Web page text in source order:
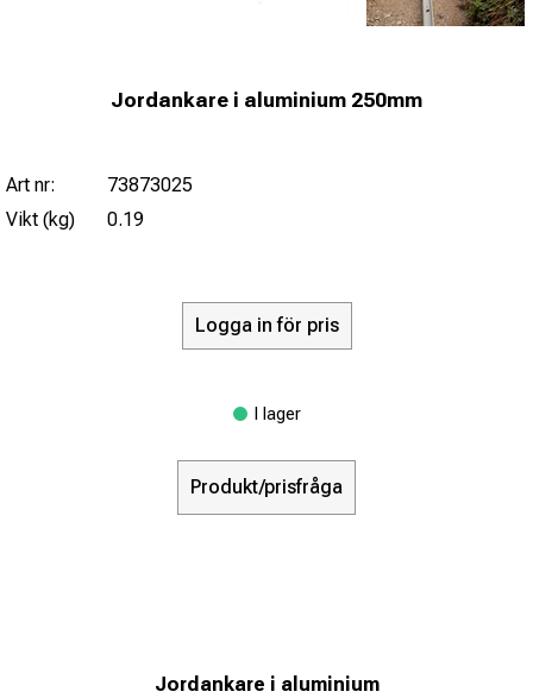
Jordankare i aluminium 250mm
Art nr:
73873025
Vikt (kg)
0.19
Logga in för pris
I lager
Produkt/prisfråga
Jordankare i aluminium